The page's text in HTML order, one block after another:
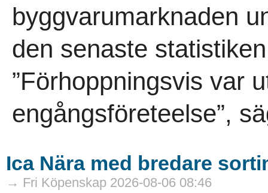
byggvarumarknaden
den senaste
”Förhoppningsvis var
engångsföreteelse”,
Ica Nära med bredare
→ Fri Köpenskap 2026-08-06 08:46